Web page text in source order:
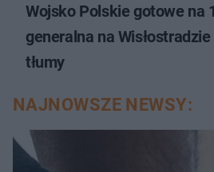
Wojsko Polskie gotowe na
generalna na
tłumy
NAJNOWSZE NEWSY: